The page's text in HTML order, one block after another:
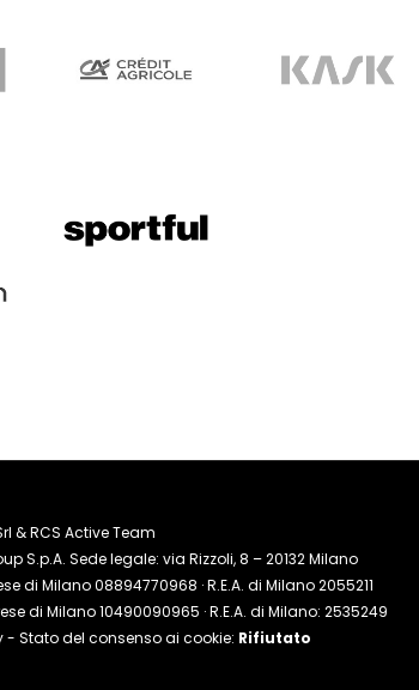
& RCS Active Team
Sede legale: via Rizzoli, 8 – 20132 Milano
di Milano 08894770968 · R.E.A. di Milano 2055211
di Milano 10490090965 · R.E.A. di Milano: 2535249
- Stato del consenso ai cookie: Rifiutato